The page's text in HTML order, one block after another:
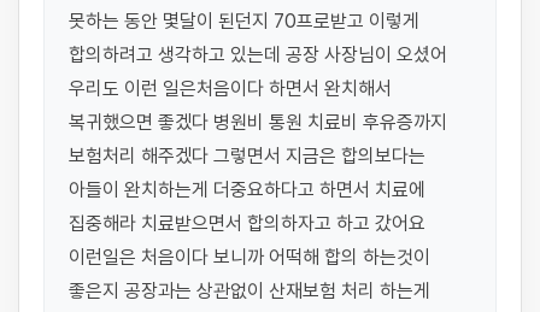
못하는 동안 몇달이 된던지 70프로받고 이렇게
합의하려고 생각하고 있는데 공장 사장님이 오셨어
우리도 이런 일은처음이다 하면서 완치해서
복귀했으면 좋겠다 병원비 통원 치료비 후유증까지
보험처리 해주겠다 그렇면서 지금은 합의보다는
아들이 완치하는게 더중요하다고 하면서 치료에
집중해라 치료받으면서 합의하자고 하고 갔어요
이런일은 처음이다 보니까 어떡해 합의 하는것이
좋은지 공장과는 상관없이 산재보험 처리 하는게